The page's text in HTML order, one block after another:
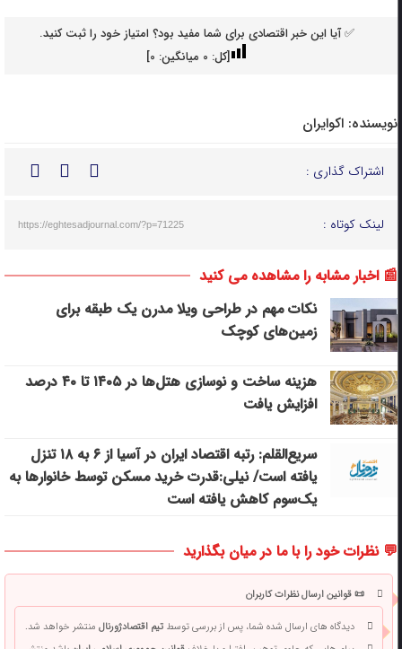
✅ آیا این خبر اقتصادی برای شما مفید بود؟ امتیاز خود را ثبت کنید.
[کل: 0میانگین: 0
]
نویسنده: اکوایران
اشتراک گذاری :
لینک کوتاه : https://eghtesadjournal.com/?p=71225
📰 اخبار مشابه را مشاهده می کنید
نکات مهم در طراحی ویلا مدرن یک طبقه برای
زمین‌های کوچک
هزینه ساخت و نوسازی هتل‌ها در ۱۴۰۵ تا ۴۰ درصد
افزایش یافت
سریع‌القلم: رتبه اقتصاد ایران در آسیا از ۶ به ۱۸ تنزل
یافته است/ نیلی:قدرت خرید مسکن توسط خانوارها به
یک‌سوم کاهش یافته است
💬 نظرات خود را با ما در میان بگذارید
📜 قوانین ارسال نظرات کاربران
دیدگاه های ارسال شده شما، پس از بررسی توسطتیم اقتصادژورنالمنتشر خواهد شد.